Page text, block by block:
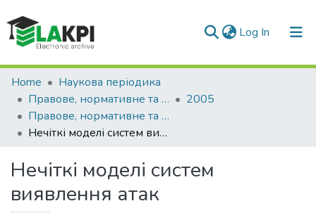
Log In (current)
Communities & Collections
All of DSpace
Statistics
Home
Наукова періодика
Правове, нормативне та метрологічне забезпечення системи захисту інформації в Україні
2005
Правове, нормативне та метрологічне забезпечення системи захисту інформації в Україні: науково-технічний збірник, Вип. 11
Нечіткі моделі систем виявлення атак
Нечіткі моделі систем
виявлення атак